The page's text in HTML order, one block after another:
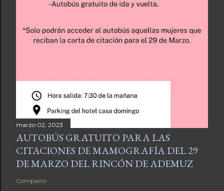
marzo 02, 2023
AUTOBÚS GRATUITO PARA LAS
CITACIONES DE MAMOGRAFÍA DEL 29
DE MARZO DEL RINCÓN DE ADEMUZ
Compartir